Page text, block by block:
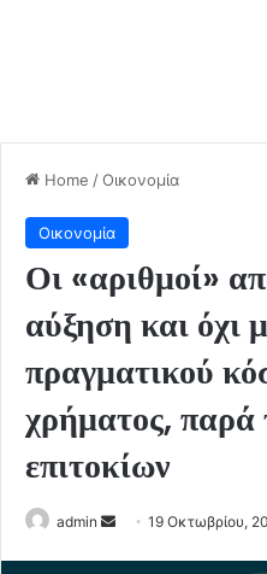
Home /Οικονομία
Οικονομία
Οι «αριθμοί»
αύξηση και όχι
πραγματικού
χρήματος,
επιτοκίων
admin
Send19 Οκτωβρίου,